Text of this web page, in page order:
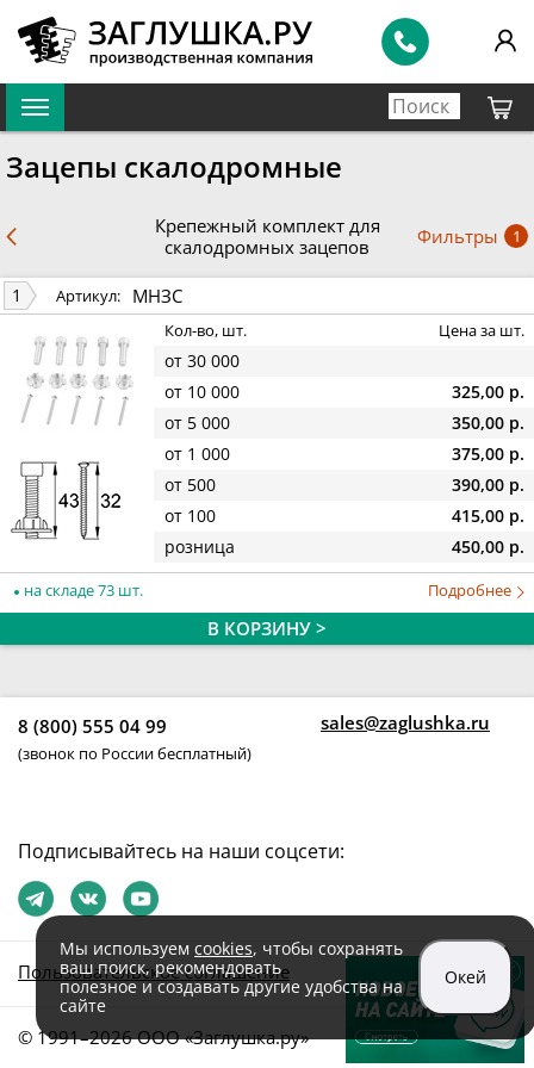
Зацепы скалодромные
Крепежный комплект для
скалодромных зацепов
Фильтры 1
1 Артикул: МНЗС
Кол-во, шт. Цена за шт.
от 30 000
от 10 000
325,00 р.
от 5 000
350,00 р.
от 1 000
375,00 р.
от 500
390,00 р.
от 100
415,00 р.
розница
450,00 р.
на складе 73 шт. Подробнее
В КОРЗИНУ >
8 (800) 555 04 99
(звонок по России бесплатный)
sales@zaglushka.ru
© 1991–2026 ООО «Заглушка.pу»
Пользовательское соглашение
Подписывайтесь на наши соцсети:
Мы используем cookies, чтобы сохранять
ваш поиск, рекомендовать
полезное и создавать другие удобства на
сайте
Окей